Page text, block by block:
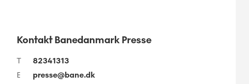
Kontakt Banedanmark Presse
T
82341313
E
presse@bane.dk